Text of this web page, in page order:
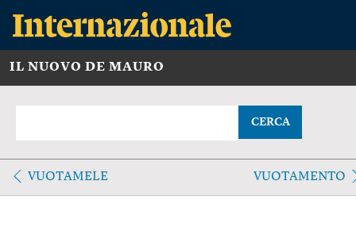
IL NUOVO DE MAURO
CERCA
VUOTAMELE VUOTAMENTO